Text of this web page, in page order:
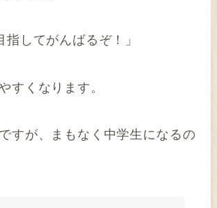
指してがんばるぞ！」
すくなります。
すが、まもなく中学生になるの